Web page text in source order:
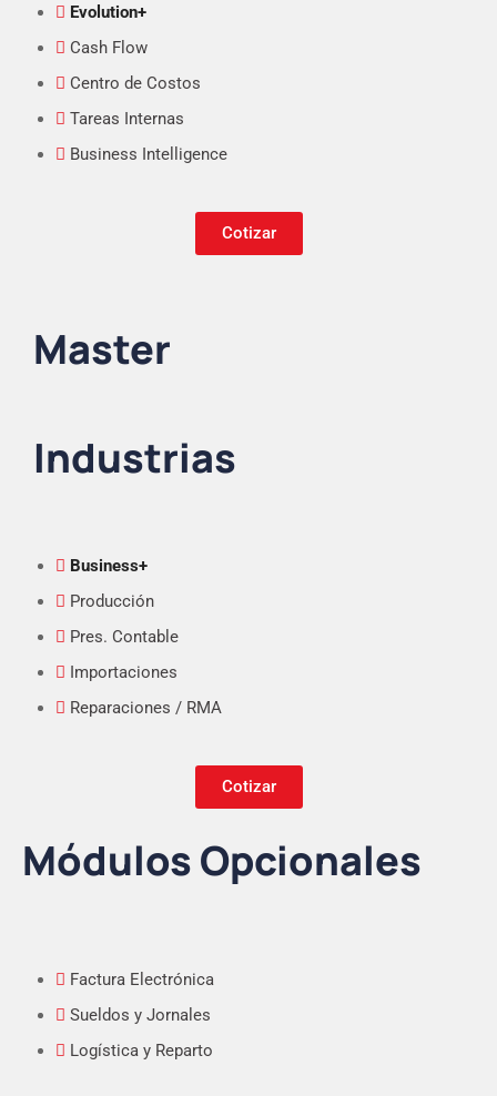
Evolution+
Cash Flow
Centro de Costos
Tareas Internas
Business Intelligence
Cotizar
Master
Industrias
Business+
Producción
Pres. Contable
Importaciones
Reparaciones / RMA
Cotizar
Módulos Opcionales
Factura Electrónica
Sueldos y Jornales
Logística y Reparto